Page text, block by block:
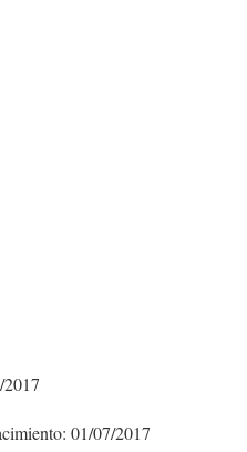
2017
01/07/2017